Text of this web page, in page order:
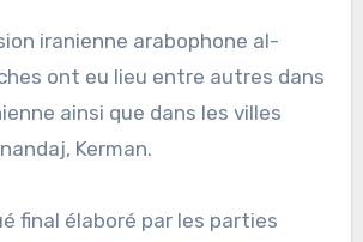
iranienne arabophone al-
ont eu lieu entre autres dans
ainsi que dans les villes
Kerman.
final élaboré par les parties